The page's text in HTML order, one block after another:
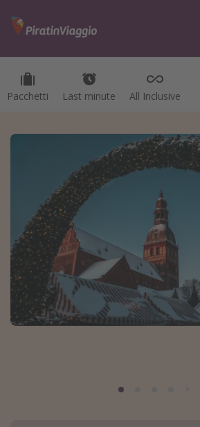
Pacchetti Last minute All Inclusive
Categorie
Crociere
Destinazioni
Tutte le destinazioni
Italia
Albania
Grecia